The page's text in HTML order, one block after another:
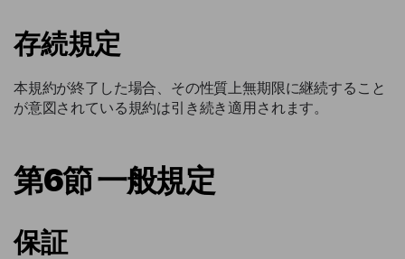
存続規定
本規約が終了した場合、その性質上無期限に継続すること
が意図されている規約は引き続き適用されます。
第6節 一般規定
保証